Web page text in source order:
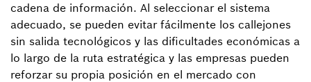
cadena de información. Al seleccionar el sistema
adecuado, se pueden evitar fácilmente los callejones
sin salida tecnológicos y las dificultades económicas a
lo largo de la ruta estratégica y las empresas pueden
reforzar su propia posición en el mercado con